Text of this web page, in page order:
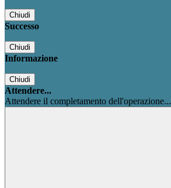
Chiudi
Successo
Chiudi
Informazione
Chiudi
Attendere...
Attendere il completamento dell'operazione...